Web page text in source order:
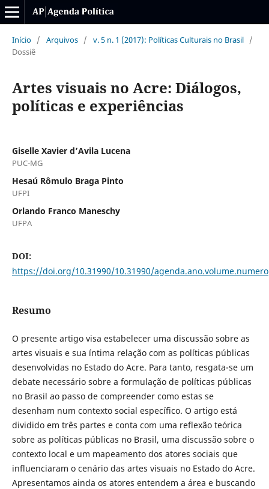
Início / Arquivos / v. 5 n. 1 (2017): Políticas Culturais no Brasil /
Dossiê
Artes visuais no Acre: Diálogos,
políticas e experiências
Giselle Xavier d’Avila Lucena
PUC-MG
Hesaú Rômulo Braga Pinto
UFPI
Orlando Franco Maneschy
UFPA
DOI:
https://doi.org/10.31990/10.31990/agenda.ano.volume.numero
Resumo
O presente artigo visa estabelecer uma discussão sobre as
artes visuais e sua íntima relação com as políticas públicas
desenvolvidas no Estado do Acre. Para tanto, resgata-se um
debate necessário sobre a formulação de políticas públicas
no Brasil ao passo de compreender como estas se
desenham num contexto social específico. O artigo está
dividido em três partes e conta com uma reflexão teórica
sobre as políticas públicas no Brasil, uma discussão sobre o
contexto local e um mapeamento dos atores sociais que
influenciaram o cenário das artes visuais no Estado do Acre.
Apresentamos ainda os atores entendem a área e buscando